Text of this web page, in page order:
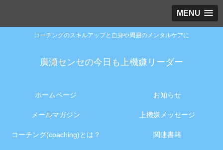
MENU
コーチングのスキルアップと自身や周囲のメンタルケアに
廣瀬センセの今日も上機嫌リーダー
ホームページ お知らせ
メールマガジン 上機嫌メッセージ
コーチング(coaching)とは？ 関連書籍